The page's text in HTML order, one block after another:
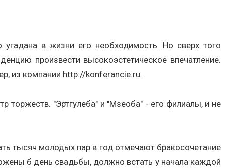
в жизни его необходимость. Но сверх того
произвести высокоэстетическое впечатление.
из компании http://konferancie.ru.
торжеств. "Эртгулеба" и "Мзеоба" - его филиалы, и не
тысяч молодых пар в год отмечают бракосочетание
б день свадьбы, должно встать у начала каждой